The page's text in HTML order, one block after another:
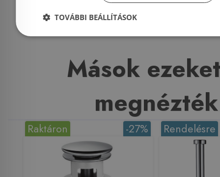
Mások
megnézték
-27%
Raktáron Rendelésre
TOVÁBBI BEÁLLÍTÁSOK